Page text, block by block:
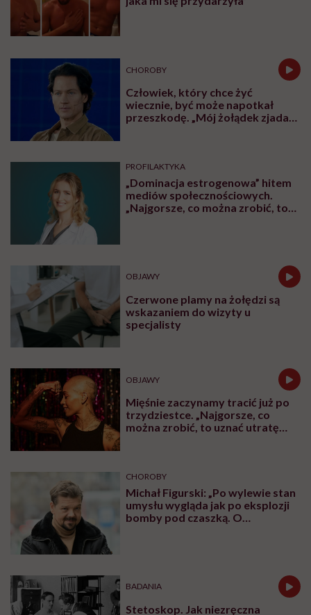
CHOROBY
Człowiek, który chce żyć
wiecznie, być może napotkał
przeszkodę. „Mój żołądek zjada
PROFILAKTYKA
„Dominacja estrogenowa” hitem
mediów społecznościowych.
„Najgorsze, co można zrobić, to
OBJAWY
Czerwone plamy na żołędzi są
wskazaniem do wizyty u
specjalisty
OBJAWY
Mięśnie zaczynamy tracić już po
trzydziestce. „Najgorsze, co
można zrobić, to uznać utratę
CHOROBY
Michał Figurski: „Po wylewie stan
umysłu wygląda jak po eksplozji
bomby pod czaszką. O
BADANIA
Stetoskop. Jak niezręczna